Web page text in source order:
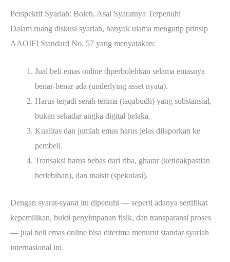
Perspektif Syariah: Boleh, Asal Syaratnya Terpenuhi
Dalam ruang diskusi syariah, banyak ulama mengutip prinsip
AAOIFI Standard No. 57 yang menyatakan:
Jual beli emas online diperbolehkan selama emasnya
benar-benar ada (underlying asset nyata).
Harus terjadi serah terima (taqabudh) yang substansial,
bukan sekadar angka digital belaka.
Kualitas dan jumlah emas harus jelas dilaporkan ke
pembeli.
Transaksi harus bebas dari riba, gharar (ketidakpastian
berlebihan), dan maisir (spekulasi).
Dengan syarat-syarat itu dipenuhi — seperti adanya sertifikat
kepemilikan, bukti penyimpanan fisik, dan transparansi proses
— jual beli emas online bisa diterima menurut standar syariah
internasional ini.